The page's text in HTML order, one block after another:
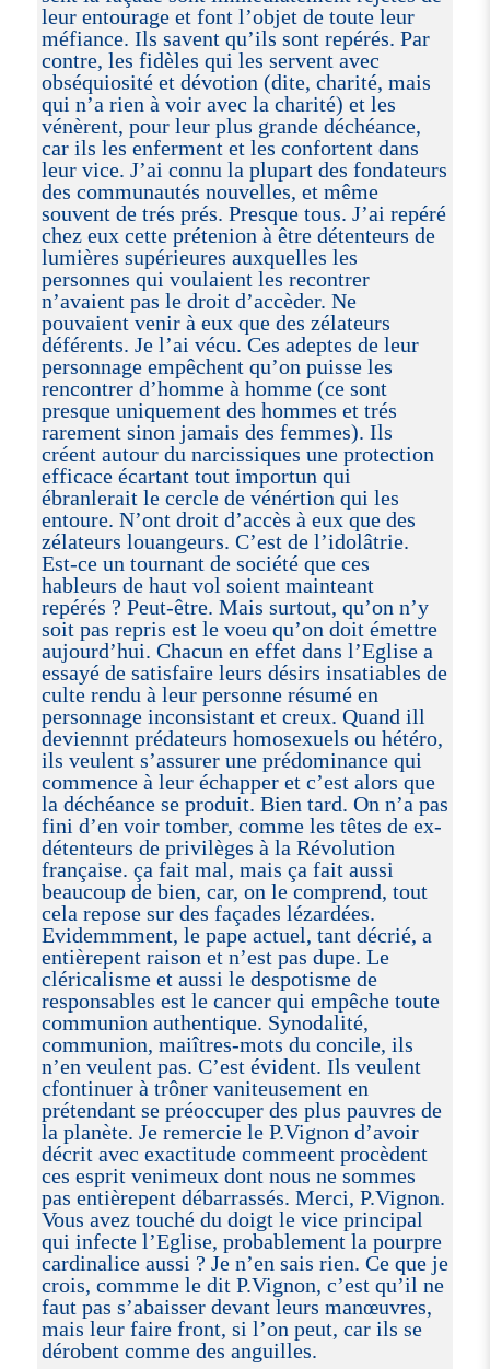
leur entourage et font l’objet de toute leur
méfiance. Ils savent qu’ils sont repérés. Par
contre, les fidèles qui les servent avec
obséquiosité et dévotion (dite, charité, mais
qui n’a rien à voir avec la charité) et les
vénèrent, pour leur plus grande déchéance,
car ils les enferment et les confortent dans
leur vice. J’ai connu la plupart des fondateurs
des communautés nouvelles, et même
souvent de trés prés. Presque tous. J’ai repéré
chez eux cette prétenion à être détenteurs de
lumières supérieures auxquelles les
personnes qui voulaient les recontrer
n’avaient pas le droit d’accèder. Ne
pouvaient venir à eux que des zélateurs
déférents. Je l’ai vécu. Ces adeptes de leur
personnage empêchent qu’on puisse les
rencontrer d’homme à homme (ce sont
presque uniquement des hommes et trés
rarement sinon jamais des femmes). Ils
créent autour du narcissiques une protection
efficace écartant tout importun qui
ébranlerait le cercle de vénértion qui les
entoure. N’ont droit d’accès à eux que des
zélateurs louangeurs. C’est de l’idolâtrie.
Est-ce un tournant de société que ces
hableurs de haut vol soient mainteant
repérés ? Peut-être. Mais surtout, qu’on n’y
soit pas repris est le voeu qu’on doit émettre
aujourd’hui. Chacun en effet dans l’Eglise a
essayé de satisfaire leurs désirs insatiables de
culte rendu à leur personne résumé en
personnage inconsistant et creux. Quand ill
deviennnt prédateurs homosexuels ou hétéro,
ils veulent s’assurer une prédominance qui
commence à leur échapper et c’est alors que
la déchéance se produit. Bien tard. On n’a pas
fini d’en voir tomber, comme les têtes de ex-
détenteurs de privilèges à la Révolution
française. ça fait mal, mais ça fait aussi
beaucoup de bien, car, on le comprend, tout
cela repose sur des façades lézardées.
Evidemmment, le pape actuel, tant décrié, a
entièrepent raison et n’est pas dupe. Le
cléricalisme et aussi le despotisme de
responsables est le cancer qui empêche toute
communion authentique. Synodalité,
communion, maiîtres-mots du concile, ils
n’en veulent pas. C’est évident. Ils veulent
cfontinuer à trôner vaniteusement en
prétendant se préoccuper des plus pauvres de
la planète. Je remercie le P.Vignon d’avoir
décrit avec exactitude commeent procèdent
ces esprit venimeux dont nous ne sommes
pas entièrepent débarrassés. Merci, P.Vignon.
Vous avez touché du doigt le vice principal
qui infecte l’Eglise, probablement la pourpre
cardinalice aussi ? Je n’en sais rien. Ce que je
crois, commme le dit P.Vignon, c’est qu’il ne
faut pas s’abaisser devant leurs manœuvres,
mais leur faire front, si l’on peut, car ils se
dérobent comme des anguilles.